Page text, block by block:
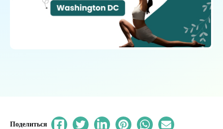
Поделиться